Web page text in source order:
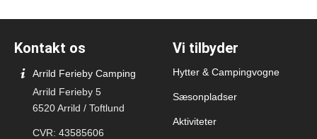
Kontakt os
Arrild Ferieby Camping
Arrild Ferieby 5
6520 Arrild / Toftlund
CVR: 43585606
Vi tilbyder
Hytter & Campingvogne
Sæsonpladser
Aktiviteter